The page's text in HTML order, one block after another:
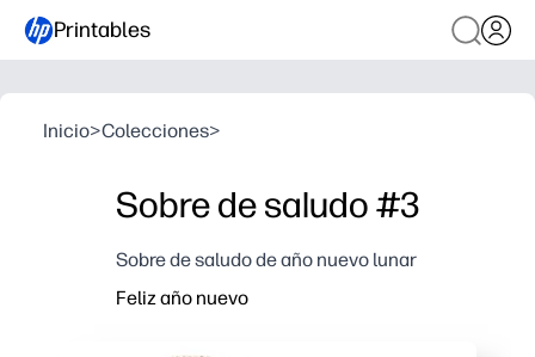
Printables
Inicio>Colecciones>
Sobre de saludo #3
Sobre de saludo de año nuevo lunar
Feliz año nuevo